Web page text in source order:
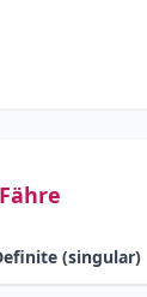
(singular)